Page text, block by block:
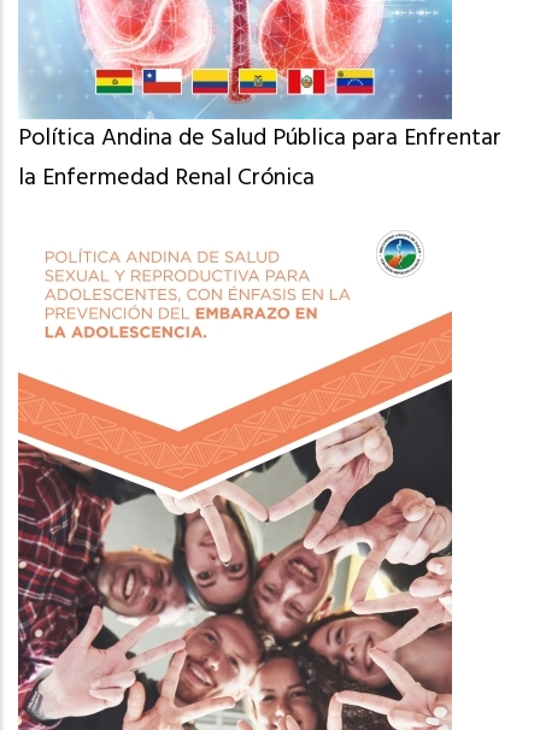
Política Andina de Salud Pública para Enfrentar
la Enfermedad Renal Crónica